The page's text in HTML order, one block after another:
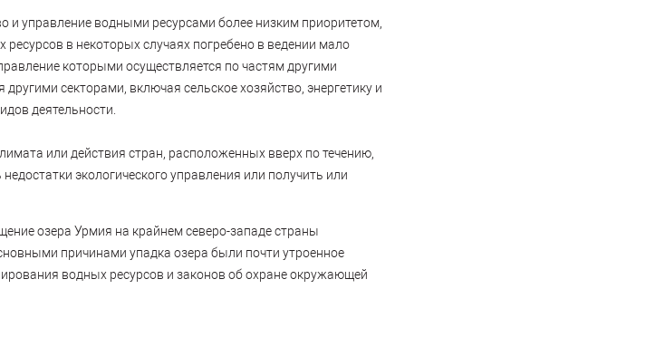
и управление водными ресурсами более низким приоритетом,
в некоторых случаях погребено в ведении мало
которыми осуществляется по частям другими
секторами, включая сельское хозяйство, энергетику и
деятельности.
или действия стран, расположенных вверх по течению,
экологического управления или получить или
озера Урмия на крайнем северо-западе страны
причинами упадка озера были почти утроенное
водных ресурсов и законов об охране окружающей